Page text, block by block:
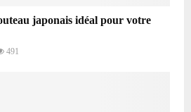
japonais idéal pour votre
491